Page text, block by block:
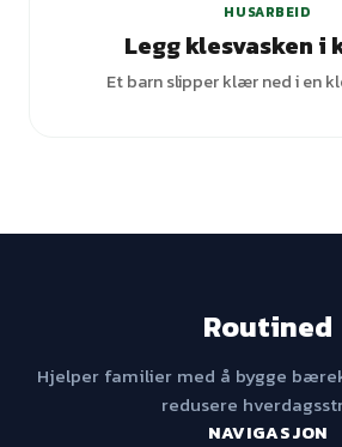
HUSARBEID
Legg klesvasken i
Et barn slipper klær ned i en
Routined
Hjelper familier med å bygge
redusere
NAVIGASJON